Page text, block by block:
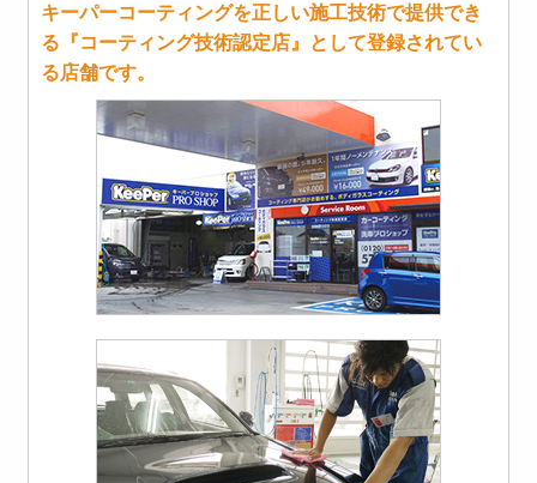
キーパーコーティングを正しい施工技術で提供でき
る『コーティング技術認定店』として登録されてい
る店舗です。